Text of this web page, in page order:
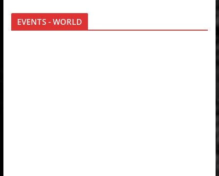
EVENTS - WORLD